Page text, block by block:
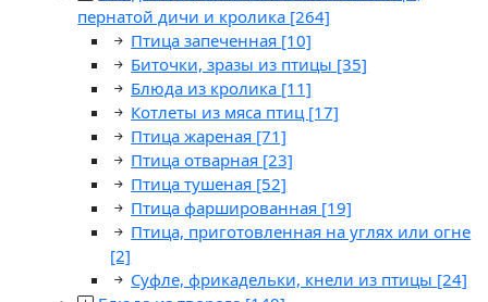
пернатой дичи и кролика [264]
Птица запеченная [10]
Биточки, зразы из птицы [35]
Блюда из кролика [11]
Котлеты из мяса птиц [17]
Птица жареная [71]
Птица отварная [23]
Птица тушеная [52]
Птица фаршированная [19]
Птица, приготовленная на углях или огне
[2]
Суфле, фрикадельки, кнели из птицы [24]